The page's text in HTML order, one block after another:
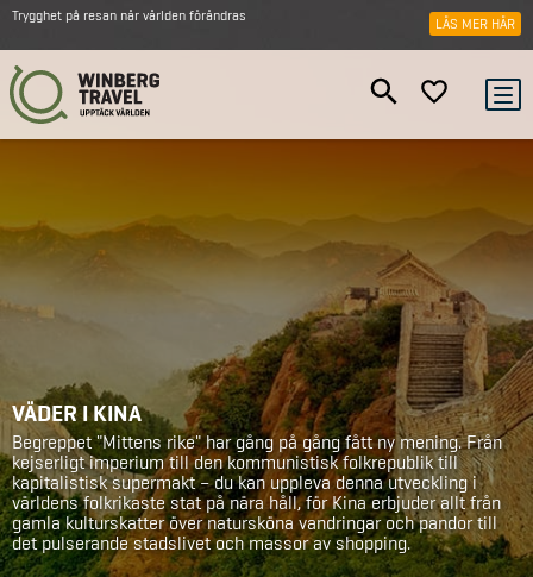
Trygghet på resan när världen förändras LÄS MER HÄR
VÄDER I KINA
Begreppet "Mittens rike" har gång på gång fått ny mening. Från
kejserligt imperium till den kommunistisk folkrepublik till
kapitalistisk supermakt – du kan uppleva denna utveckling i
världens folkrikaste stat på nära håll, för Kina erbjuder allt från
gamla kulturskatter över natursköna vandringar och pandor till
det pulserande stadslivet och massor av shopping.